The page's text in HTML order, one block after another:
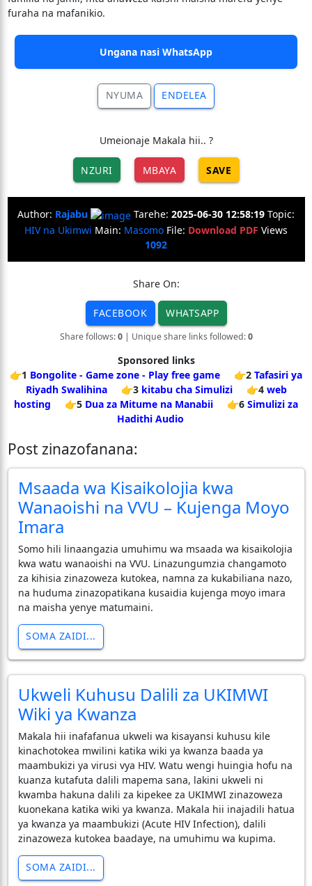
furaha na mafanikio.
Ungana nasi WhatsApp
NYUMA ENDELEA
Umeionaje Makala hii.. ?
NZURI MBAYA SAVE
Author: Rajabu Tarehe: 2025-06-30 12:58:19 Topic:
HIV na Ukimwi Main: Masomo File: Download PDF Views
1092
Share On:
FACEBOOK WHATSAPP
Share follows:0| Unique share links followed:0
Sponsored links
👉1 Bongolite - Game zone - Play free game 👉2 Tafasiri ya
Riyadh Swalihina
👉3 kitabu cha Simulizi 👉4 web
hosting
👉5 Dua za Mitume na Manabii 👉6 Simulizi za
Hadithi Audio
Post zinazofanana:
Msaada wa Kisaikolojia kwa
Wanaoishi na VVU – Kujenga Moyo
Imara
Somo hili linaangazia umuhimu wa msaada wa kisaikolojia
kwa watu wanaoishi na VVU. Linazungumzia changamoto
za kihisia zinazoweza kutokea, namna za kukabiliana nazo,
na huduma zinazopatikana kusaidia kujenga moyo imara
na maisha yenye matumaini.
SOMA ZAIDI...
Ukweli Kuhusu Dalili za UKIMWI
Wiki ya Kwanza
​Makala hii inafafanua ukweli wa kisayansi kuhusu kile
kinachotokea mwilini katika wiki ya kwanza baada ya
maambukizi ya virusi vya HIV. Watu wengi huingia hofu na
kuanza kutafuta dalili mapema sana, lakini ukweli ni
kwamba hakuna dalili za kipekee za UKIMWI zinazoweza
kuonekana katika wiki ya kwanza. Makala hii inajadili hatua
ya kwanza ya maambukizi (Acute HIV Infection), dalili
zinazoweza kutokea baadaye, na umuhimu wa kupima.
SOMA ZAIDI...